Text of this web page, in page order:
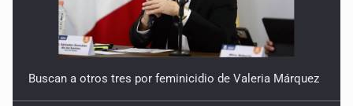
Buscan a otros tres por feminicidio de Valeria Márquez